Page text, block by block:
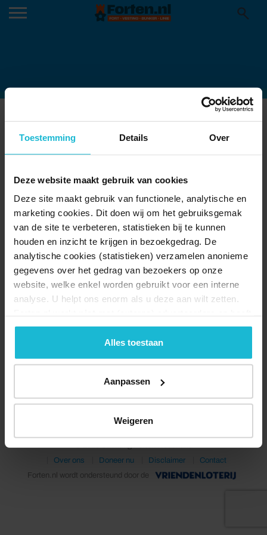
Toestemming Details Over
Deze website maakt gebruik van cookies
Deze site maakt gebruik van functionele, analytische en
marketing cookies. Dit doen wij om het gebruiksgemak
van de site te verbeteren, statistieken bij te kunnen
houden en inzicht te krijgen in bezoekgedrag. De
analytische cookies (statistieken) verzamelen anonieme
gegevens over het gedrag van bezoekers op onze
website, welke enkel worden gebruikt voor een interne
analyse. U helpt ons enorm als u deze aan wilt zetten.
geen commerciële doelstelling. U kunt deze cookies via
de knoppen accepteren, beheren of weigeren.
Alles toestaan
Aanpassen
Weigeren
© 2026 Stichting Forten Nederland
Over ons
Doneer nu Disclaimer
Contact
Forten.nl wordt ondersteund door de